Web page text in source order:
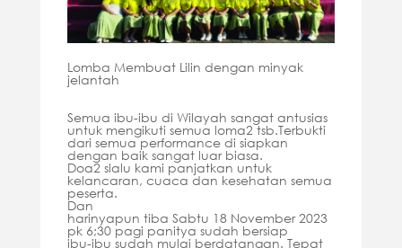
Lomba Membuat Lilin dengan minyak
jelantah
Semua ibu-ibu di Wilayah sangat antusias
untuk mengikuti semua loma2 tsb.Terbukti
dari semua performance di siapkan
dengan baik sangat luar biasa.
Doa2 slalu kami panjatkan untuk
kelancaran, cuaca dan kesehatan semua
peserta.
Dan
harinyapun tiba Sabtu 18 November 2023
pk 6;30 pagi panitya sudah bersiap
ibu-ibu sudah mulai berdatangan. Tepat